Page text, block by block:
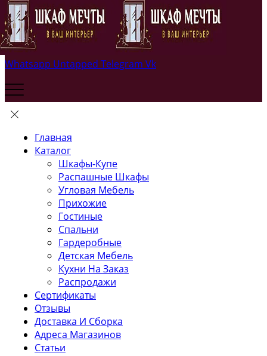
Whatsapp Untapped Telegram Vk
Главная
Каталог
Шкафы-Купе
Распашные Шкафы
Угловая Мебель
Прихожие
Гостиные
Спальни
Гардеробные
Детская Мебель
Кухни На Заказ
Распродажи
Сертификаты
Отзывы
Доставка И Сборка
Адреса Магазинов
Статьи